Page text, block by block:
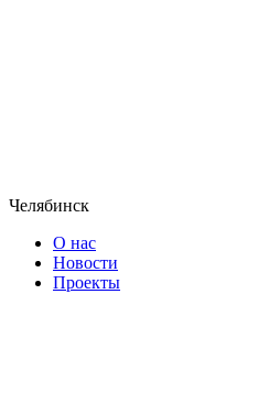
Челябинск
О нас
Новости
Проекты